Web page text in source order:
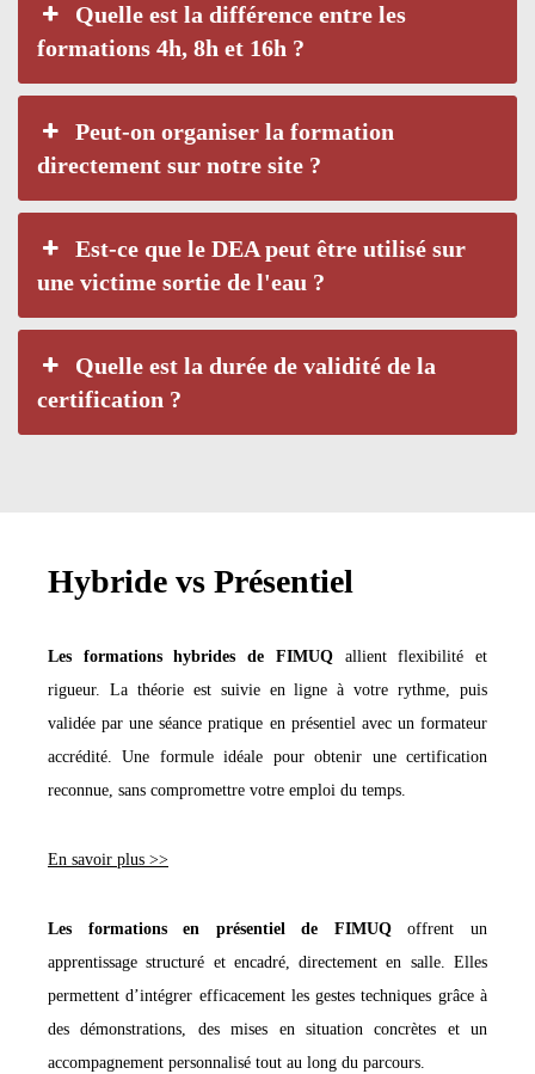
Quelle est la différence entre les
formations 4h, 8h et 16h ?
Peut-on organiser la formation
directement sur notre site ?
Est-ce que le DEA peut être utilisé sur
une victime sortie de l'eau ?
Quelle est la durée de validité de la
certification ?
Hybride vs Présentiel
Les formations hybrides de FIMUQallient flexibilité et
rigueur. La théorie est suivie en ligne à votre rythme, puis
validée par une séance pratique en présentiel avec un formateur
accrédité. Une formule idéale pour obtenir une certification
reconnue, sans compromettre votre emploi du temps.
En savoir plus >>
Les formations en présentiel de FIMUQoffrent un
apprentissage structuré et encadré, directement en salle. Elles
permettent d’intégrer efficacement les gestes techniques grâce à
des démonstrations, des mises en situation concrètes et un
accompagnement personnalisé tout au long du parcours.